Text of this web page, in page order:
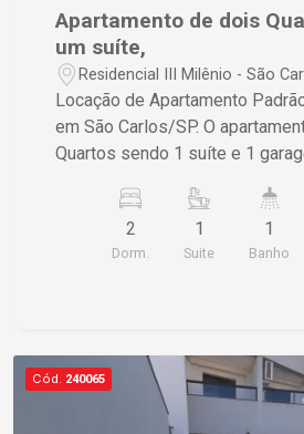
Apartamento de dois
um suíte,
Residencial III Milênio - São
Locação de Apartamento
em São Carlos/SP. O apartamento possui 2
Quartos sendo 1 suíte e 1 garagem. A
Se estiver interessado, entre
mais informações.
2
Dorm.
1
Suite
1
Banho
Cód. 240065